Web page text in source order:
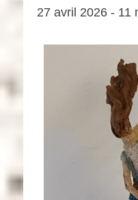
27 avril 2026 - 11